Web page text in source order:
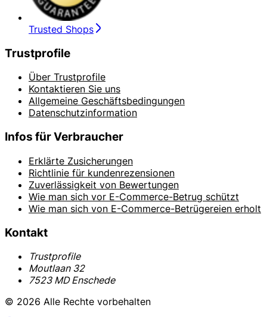
Trusted Shops
Trustprofile
Über Trustprofile
Kontaktieren Sie uns
Allgemeine Geschäftsbedingungen
Datenschutzinformation
Infos für Verbraucher
Erklärte Zusicherungen
Richtlinie für kundenrezensionen
Zuverlässigkeit von Bewertungen
Wie man sich vor E-Commerce-Betrug schützt
Wie man sich von E-Commerce-Betrügereien erholt
Kontakt
Trustprofile
Moutlaan 32
7523 MD Enschede
© 2026 Alle Rechte vorbehalten